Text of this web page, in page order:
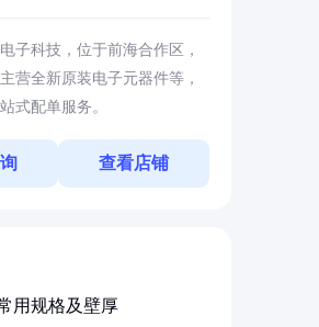
子科技，位于前海合作区，
营全新原装电子元器件等，
式配单服务。
查看店铺
用规格及壁厚